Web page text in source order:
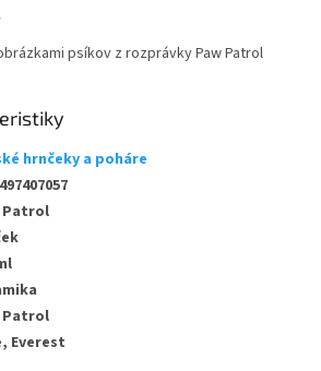
psíkov z rozprávky Paw Patrol
hrnčeky a poháre
Patrol
Patrol
Everest